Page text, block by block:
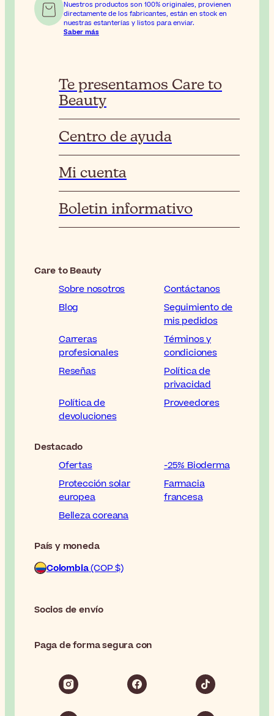
Nuestros productos son 100% originales, provienen
directamente de los fabricantes, están en stock en
nuestras estanterías y listos para enviar.
Saber más
Te presentamos Care to
Beauty
Centro de ayuda
Mi cuenta
Boletin informativo
Care to Beauty
Sobre nosotros
Contáctanos
Blog
Seguimiento de
mis pedidos
Carreras
profesionales
Términos y
condiciones
Reseñas
Política de
privacidad
Política de
devoluciones
Proveedores
Destacado
Ofertas
-25% Bioderma
Protección solar
europea
Farmacia
francesa
Belleza coreana
País y moneda
Colombia(COP $)
Socios de envío
Paga de forma segura con